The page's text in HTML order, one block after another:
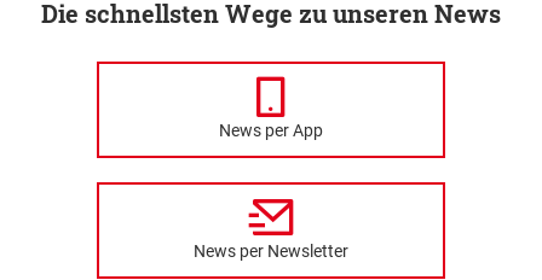
Die schnellsten Wege zu unseren News
News per App
News per Newsletter